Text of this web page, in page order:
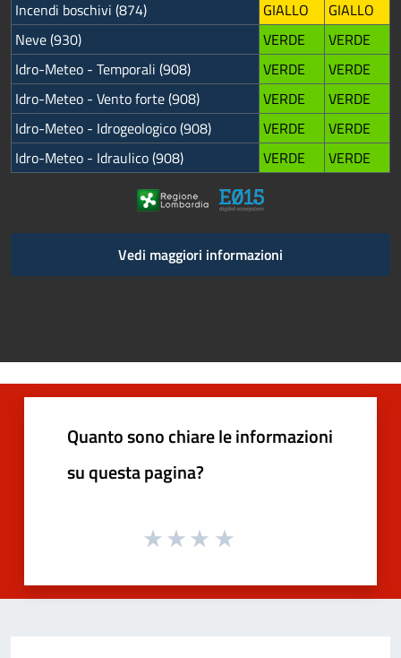
Incendi boschivi (874) GIALLO
GIALLO
Neve (930)
VERDE
VERDE
Idro-Meteo - Temporali (908)
VERDE
VERDE
Idro-Meteo - Vento forte (908)
VERDE
VERDE
Idro-Meteo - Idrogeologico (908)
VERDE
VERDE
Idro-Meteo - Idraulico (908)
VERDE VERDE
Vedi maggiori informazioni
Quanto sono chiare le informazioni
su questa pagina?